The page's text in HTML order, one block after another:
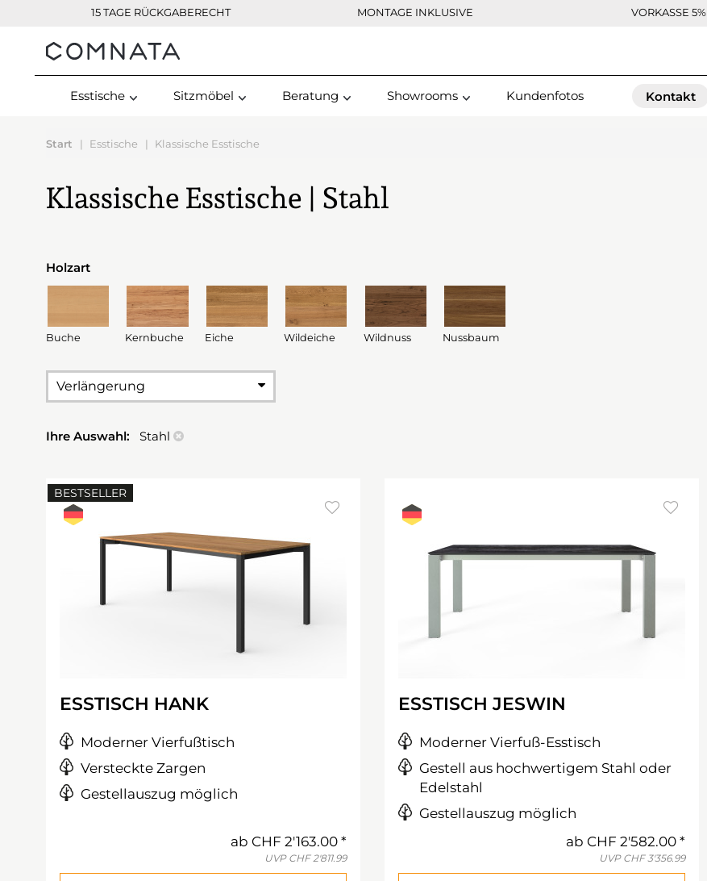
15 TAGE RÜCKGABERECHT MONTAGE INKLUSIVE VORKASSE 5%
Kontakt
Esstische Sitzmöbel Beratung Showrooms Kundenfotos Kontakt
Start Esstische Klassische Esstische
Klassische Esstische | Stahl
Holzart
Buche Kernbuche Eiche Wildeiche Wildnuss Nussbaum
Verlängerung
Ihre Auswahl: Stahl
BESTSELLER
ESSTISCH HANK
Moderner Vierfußtisch
Versteckte Zargen
Gestellauszug möglich
ab CHF 2'163.00
UVP CHF 2'811.99
ESSTISCH JESWIN
Moderner Vierfuß-Esstisch
Gestell aus hochwertigem Stahl oder
Edelstahl
Gestellauszug möglich
ab CHF 2'582.00
UVP CHF 3'356.99